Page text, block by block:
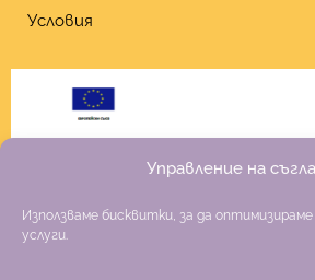
Управление на
Използваме бисквитки, за да
услуги.
Условия